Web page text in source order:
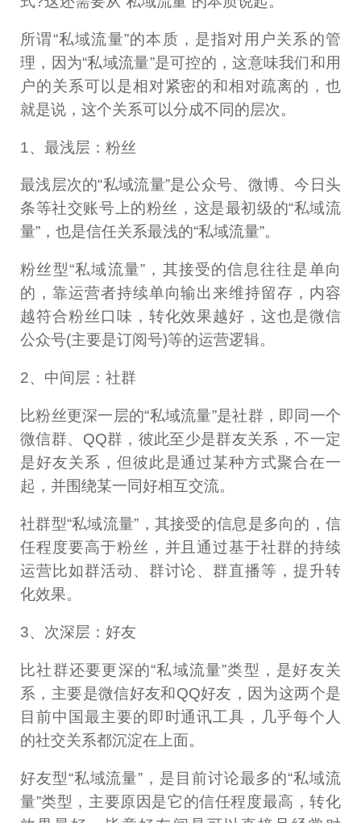
所谓“私域流量”的本质，是指对用户关系的管
理，因为“私域流量”是可控的，这意味我们和用
户的关系可以是相对紧密的和相对疏离的，也
就是说，这个关系可以分成不同的层次。
1、最浅层：粉丝
最浅层次的“私域流量”是公众号、微博、今日头
条等社交账号上的粉丝，这是最初级的“私域流
量”，也是信任关系最浅的“私域流量”。
粉丝型“私域流量”，其接受的信息往往是单向
的，靠运营者持续单向输出来维持留存，内容
越符合粉丝口味，转化效果越好，这也是微信
公众号(主要是订阅号)等的运营逻辑。
2、中间层：社群
比粉丝更深一层的“私域流量”是社群，即同一个
微信群、QQ群，彼此至少是群友关系，不一定
是好友关系，但彼此是通过某种方式聚合在一
起，并围绕某一同好相互交流。
社群型“私域流量”，其接受的信息是多向的，信
任程度要高于粉丝，并且通过基于社群的持续
运营比如群活动、群讨论、群直播等，提升转
化效果。
3、次深层：好友
比社群还要更深的“私域流量”类型，是好友关
系，主要是微信好友和QQ好友，因为这两个是
目前中国最主要的即时通讯工具，几乎每个人
的社交关系都沉淀在上面。
好友型“私域流量”，是目前讨论最多的“私域流
量”类型，主要原因是它的信任程度最高，转化